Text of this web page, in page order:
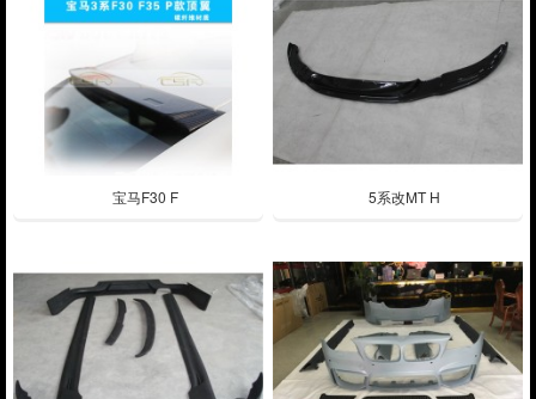
宝马F30 F 5系改MT H